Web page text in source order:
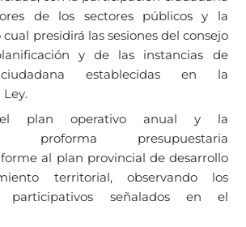
de los sectores públicos y la
cual presidirá las sesiones del consejo
y de las instancias de
establecidas en la
el plan operativo anual y la
proforma presupuestaria
al plan provincial de desarrollo
territorial, observando los
participativos señalados en el